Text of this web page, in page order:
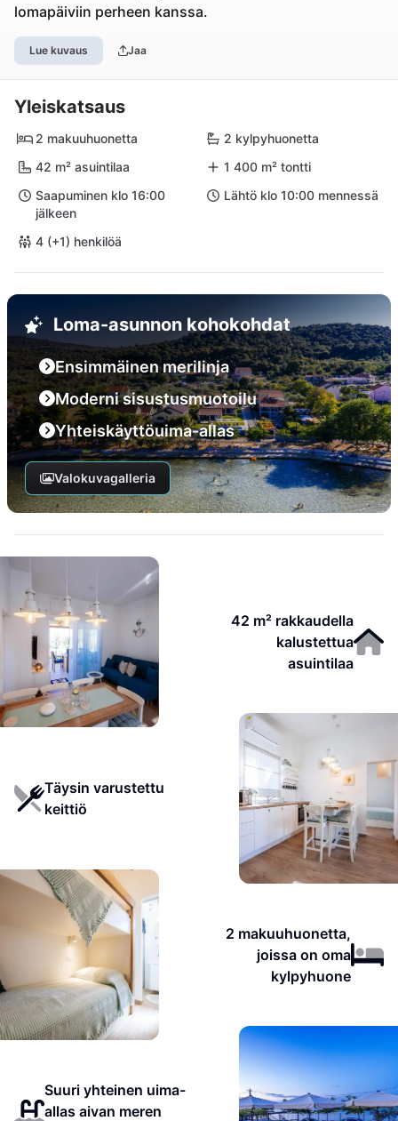
lomapäiviin perheen kanssa.
Lue kuvaus Jaa
Yleiskatsaus
2 makuuhuonetta
2 kylpyhuonetta
42 m² asuintilaa
1 400 m² tontti
Saapuminen klo 16:00
jälkeen
Lähtö klo 10:00 mennessä
4 (+1) henkilöä
Loma-asunnon kohokohdat
Ensimmäinen merilinja
Moderni sisustusmuotoilu
Yhteiskäyttöuima-allas
Valokuvagalleria
42 m² rakkaudella
kalustettua
asuintilaa
Täysin varustettu
keittiö
2 makuuhuonetta,
joissa on oma
kylpyhuone
Suuri yhteinen uima-
allas aivan meren